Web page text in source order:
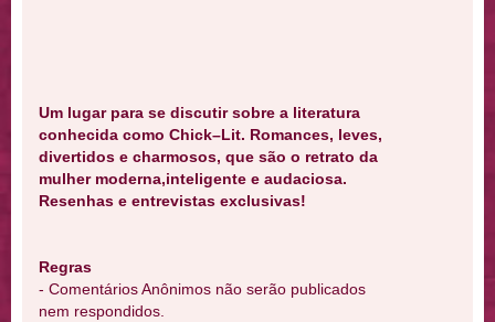
Um lugar para se discutir sobre a literatura
conhecida como Chick–Lit. Romances, leves,
divertidos e charmosos, que são o retrato da
mulher moderna,inteligente e audaciosa.
Resenhas e entrevistas exclusivas!
Regras
- Comentários Anônimos não serão publicados
nem respondidos.